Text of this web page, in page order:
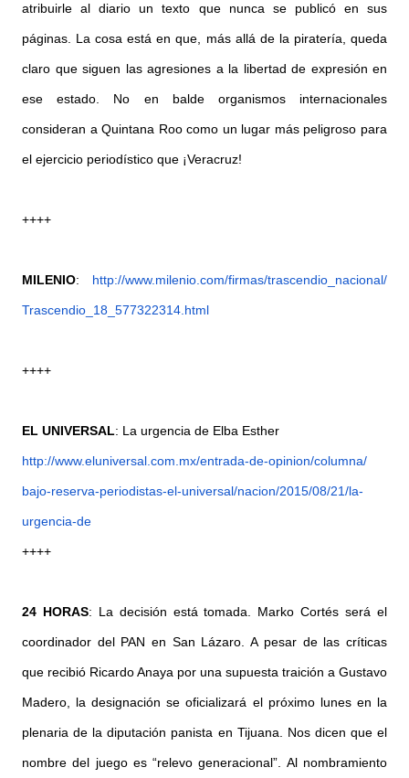
atribuirle al diario un texto que nunca se publicó en sus
páginas. La cosa está en que, más allá de la piratería, queda
claro que siguen las agresiones a la libertad de expresión en
ese estado. No en balde organismos internacionales
consideran a Quintana Roo como un lugar más peligroso para
el ejercicio periodístico que ¡Veracruz!
++++
MILENIO: http://www.milenio.com/firmas/trascendio_nacional/
Trascendio_18_577322314.html
++++
EL UNIVERSAL: La urgencia de Elba Esther
http://www.eluniversal.com.mx/entrada-de-opinion/columna/
bajo-reserva-periodistas-el-universal/nacion/2015/08/21/la-
urgencia-de
++++
24 HORAS: La decisión está tomada. Marko Cortés será el
coordinador del PAN en San Lázaro. A pesar de las críticas
que recibió Ricardo Anaya por una supuesta traición a Gustavo
Madero, la designación se oficializará el próximo lunes en la
plenaria de la diputación panista en Tijuana. Nos dicen que el
nombre del juego es “relevo generacional”. Al nombramiento